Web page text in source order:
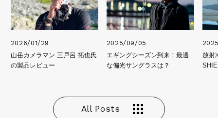
2026/01/29
山岳カメラマン 三戸呂 拓也氏
の製品レビュー
2025/09/05
エギングシーズン到来！最適
な偏光サングラスは？
放射
All Posts